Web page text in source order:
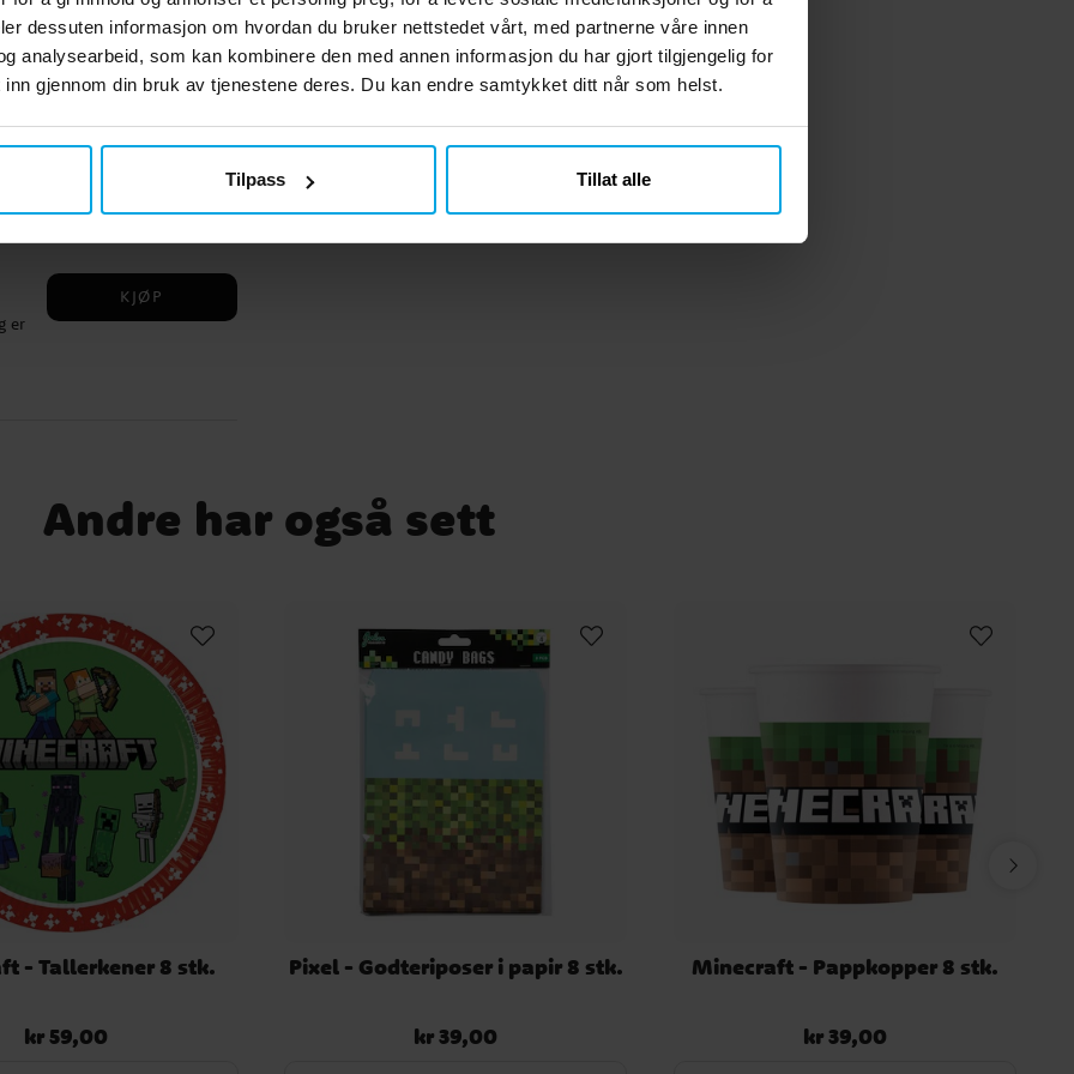
dessuten informasjon om hvordan du bruker nettstedet vårt, med partnerne våre innen
analysearbeid, som kan kombinere den med annen informasjon du har gjort tilgjengelig for
gjennom din bruk av tjenestene deres. Du kan endre samtykket ditt når som helst.
Tilpass Tillat alle
KJØP
er
KJØP
Andre har også sett
- Tallerkener 8 stk.
Pris :kr 59,00
kr 59,00
Pixel - Godteriposer i papir 8 stk.
Pris :kr 39,00
kr 39,00
Minecraft - Pappkopper 8 stk.
Pris :kr 39,00
kr 39,00